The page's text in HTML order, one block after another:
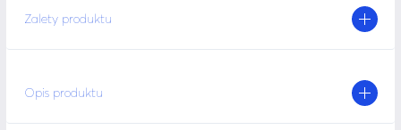
Zalety produktu
Opis produktu